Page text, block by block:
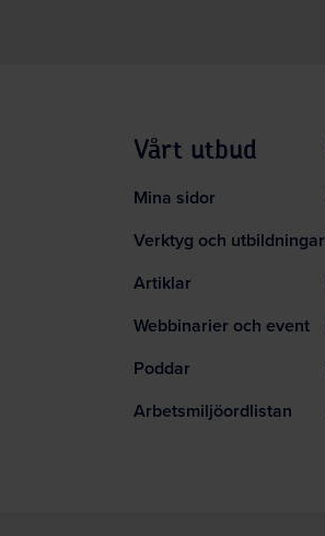
Vårt utbud
Mina sidor
Verktyg och utbildningar
Artiklar
Webbinarier och event
Poddar
Arbetsmiljöordlistan